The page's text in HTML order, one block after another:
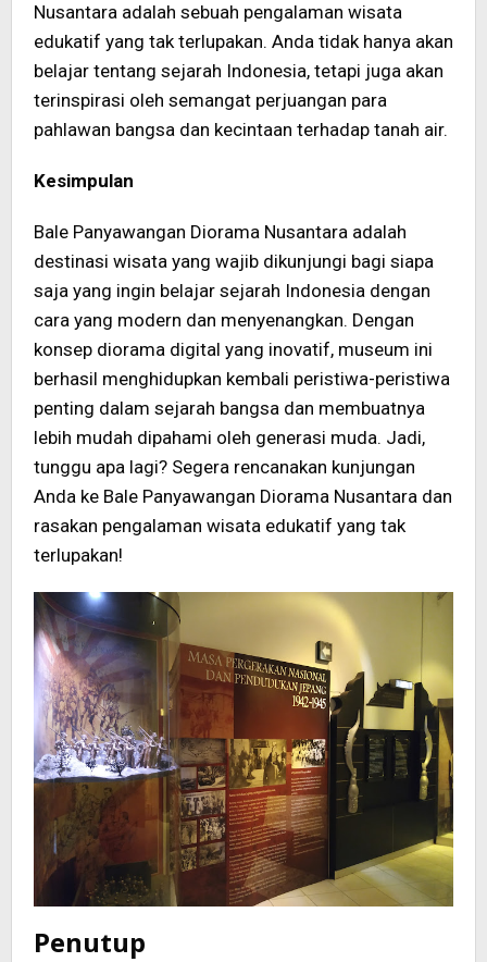
Nusantara adalah sebuah pengalaman wisata
edukatif yang tak terlupakan. Anda tidak hanya akan
belajar tentang sejarah Indonesia, tetapi juga akan
terinspirasi oleh semangat perjuangan para
pahlawan bangsa dan kecintaan terhadap tanah air.
Kesimpulan
Bale Panyawangan Diorama Nusantara adalah
destinasi wisata yang wajib dikunjungi bagi siapa
saja yang ingin belajar sejarah Indonesia dengan
cara yang modern dan menyenangkan. Dengan
konsep diorama digital yang inovatif, museum ini
berhasil menghidupkan kembali peristiwa-peristiwa
penting dalam sejarah bangsa dan membuatnya
lebih mudah dipahami oleh generasi muda. Jadi,
tunggu apa lagi? Segera rencanakan kunjungan
Anda ke Bale Panyawangan Diorama Nusantara dan
rasakan pengalaman wisata edukatif yang tak
terlupakan!
Penutup